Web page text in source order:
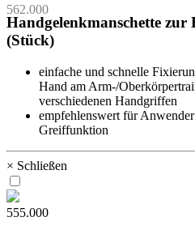
562.000
Handgelenkmanschette
(Stück)
einfache und schnelle
Hand am Arm-/
verschiedenen Handgriffen
empfehlenswert für
Greiffunktion
× Schließen
555.000